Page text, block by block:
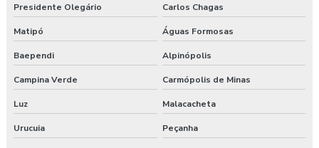
Presidente Olegário Carlos Chagas
Matipó Águas Formosas
Baependi Alpinópolis
Campina Verde Carmópolis de Minas
Luz Malacacheta
Urucuia Peçanha